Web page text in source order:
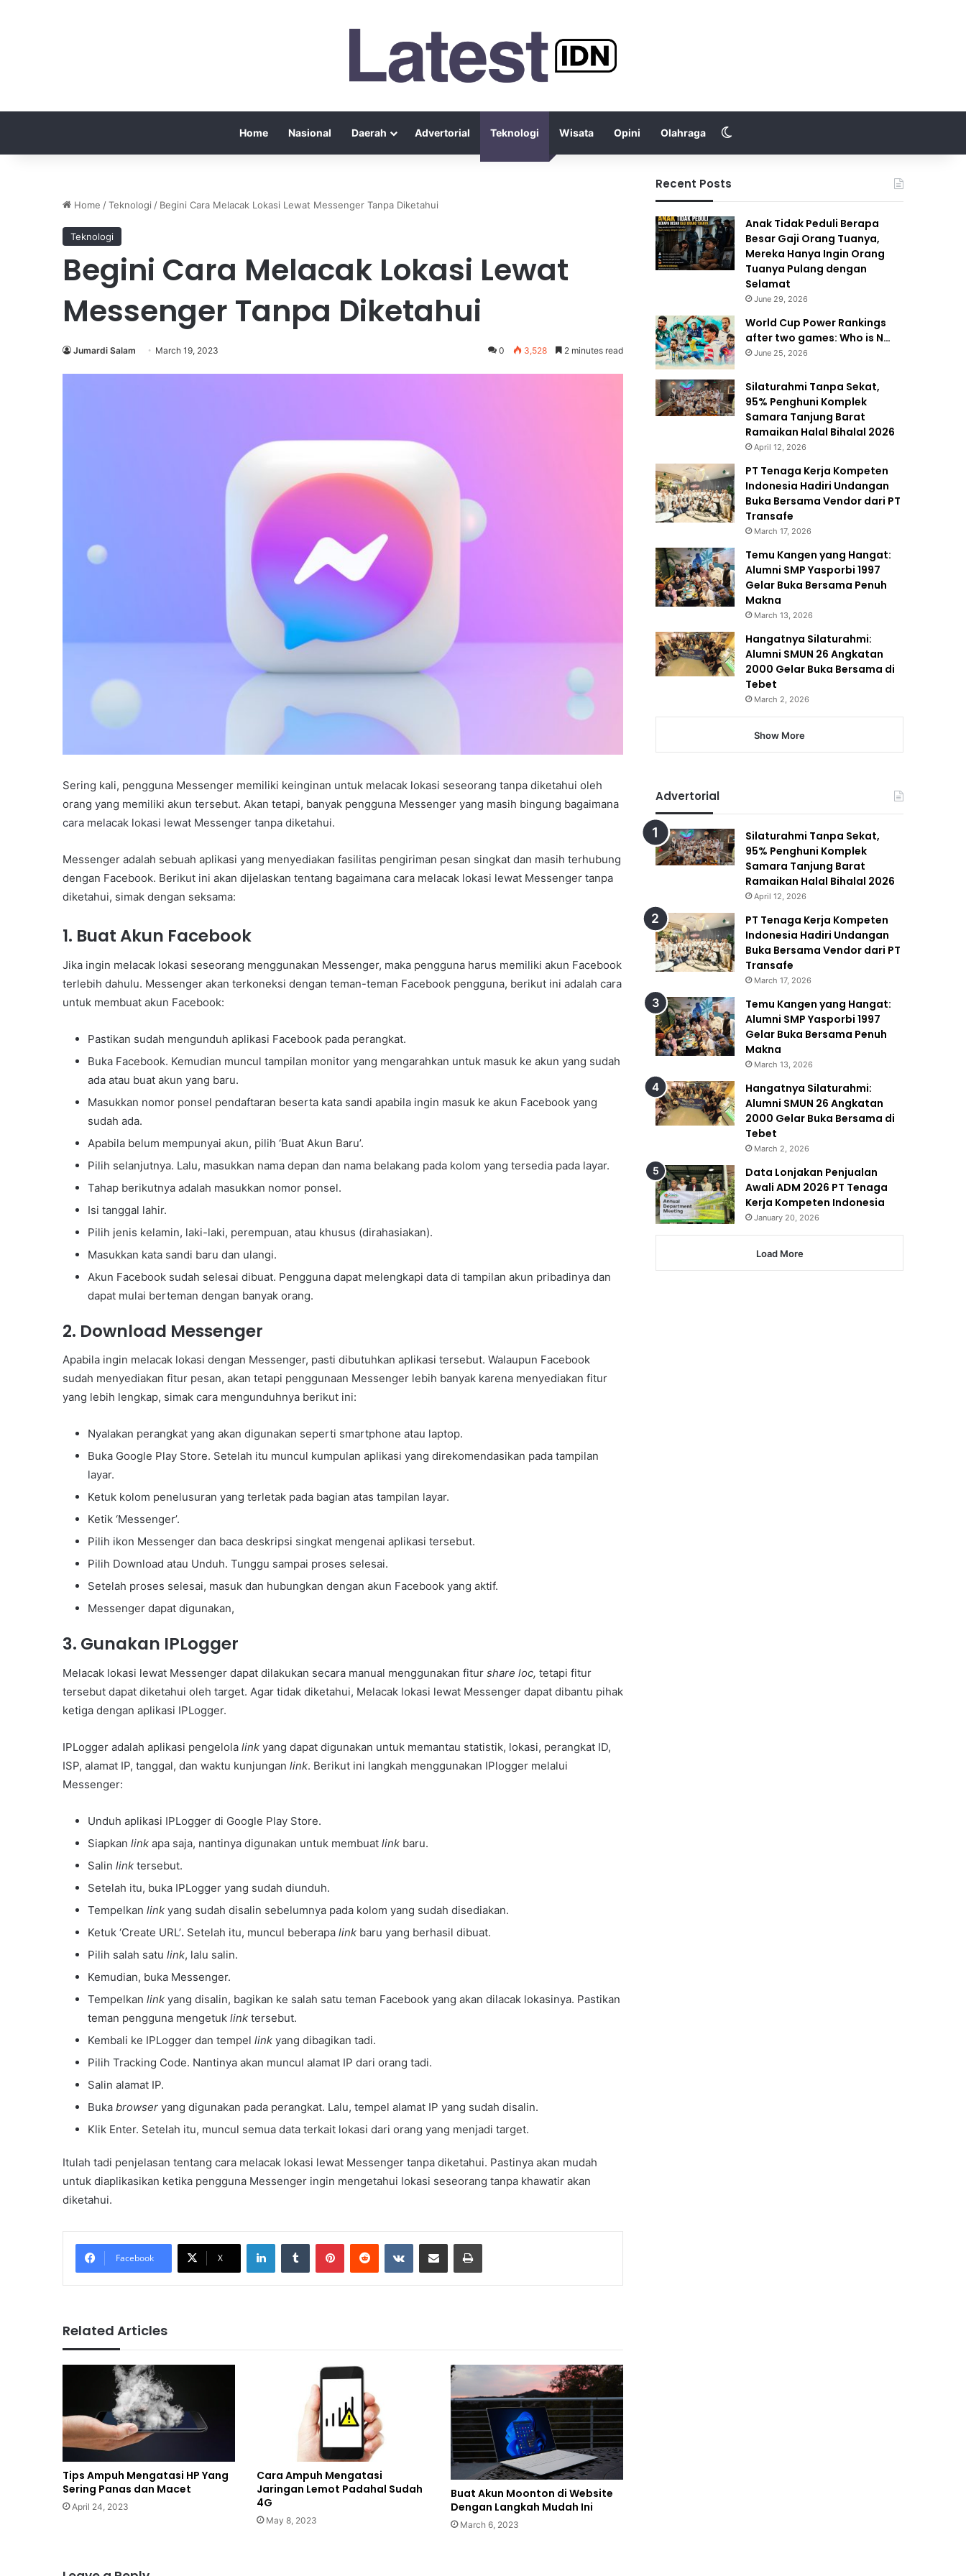
Home Nasional Daerah Advertorial Teknologi Wisata Opini Olahraga Switch skin
Home /Teknologi / Begini Cara Melacak Lokasi Lewat Messenger Tanpa Diketahui
Teknologi
Begini Cara Melacak Lokasi Lewat
Messenger Tanpa Diketahui
Jumardi Salam March 19, 2023 0 3,528 2 minutes read
Sering kali, pengguna Messenger memiliki keinginan untuk melacak lokasi seseorang tanpa diketahui oleh
orang yang memiliki akun tersebut. Akan tetapi, banyak pengguna Messenger yang masih bingung bagaimana
cara melacak lokasi lewat Messenger tanpa diketahui.
Messenger adalah sebuah aplikasi yang menyediakan fasilitas pengiriman pesan singkat dan masih terhubung
dengan Facebook. Berikut ini akan dijelaskan tentang bagaimana cara melacak lokasi lewat Messenger tanpa
diketahui, simak dengan seksama:
1. Buat Akun Facebook
Jika ingin melacak lokasi seseorang menggunakan Messenger, maka pengguna harus memiliki akun Facebook
terlebih dahulu. Messenger akan terkoneksi dengan teman-teman Facebook pengguna, berikut ini adalah cara
untuk membuat akun Facebook:
Pastikan sudah mengunduh aplikasi Facebook pada perangkat.
Buka Facebook. Kemudian muncul tampilan monitor yang mengarahkan untuk masuk ke akun yang sudah
ada atau buat akun yang baru.
Masukkan nomor ponsel pendaftaran beserta kata sandi apabila ingin masuk ke akun Facebook yang
sudah ada.
Apabila belum mempunyai akun, pilih ‘Buat Akun Baru’.
Pilih selanjutnya. Lalu, masukkan nama depan dan nama belakang pada kolom yang tersedia pada layar.
Tahap berikutnya adalah masukkan nomor ponsel.
Isi tanggal lahir.
Pilih jenis kelamin, laki-laki, perempuan, atau khusus (dirahasiakan).
Masukkan kata sandi baru dan ulangi.
Akun Facebook sudah selesai dibuat. Pengguna dapat melengkapi data di tampilan akun pribadinya dan
dapat mulai berteman dengan banyak orang.
2. Download Messenger
Apabila ingin melacak lokasi dengan Messenger, pasti dibutuhkan aplikasi tersebut. Walaupun Facebook
sudah menyediakan fitur pesan, akan tetapi penggunaan Messenger lebih banyak karena menyediakan fitur
yang lebih lengkap, simak cara mengunduhnya berikut ini:
Nyalakan perangkat yang akan digunakan seperti smartphone atau laptop.
Buka Google Play Store. Setelah itu muncul kumpulan aplikasi yang direkomendasikan pada tampilan
layar.
Ketuk kolom penelusuran yang terletak pada bagian atas tampilan layar.
Ketik ‘Messenger’.
Pilih ikon Messenger dan baca deskripsi singkat mengenai aplikasi tersebut.
Pilih Download atau Unduh. Tunggu sampai proses selesai.
Setelah proses selesai, masuk dan hubungkan dengan akun Facebook yang aktif.
Messenger dapat digunakan,
3. Gunakan IPLogger
Melacak lokasi lewat Messenger dapat dilakukan secara manual menggunakan fitur share loc, tetapi fitur
tersebut dapat diketahui oleh target. Agar tidak diketahui, Melacak lokasi lewat Messenger dapat dibantu pihak
ketiga dengan aplikasi IPLogger.
IPLogger adalah aplikasi pengelola link yang dapat digunakan untuk memantau statistik, lokasi, perangkat ID,
ISP, alamat IP, tanggal, dan waktu kunjungan link. Berikut ini langkah menggunakan IPlogger melalui
Messenger:
Unduh aplikasi IPLogger di Google Play Store.
Siapkan link apa saja, nantinya digunakan untuk membuat link baru.
Salin link tersebut.
Setelah itu, buka IPLogger yang sudah diunduh.
Tempelkan link yang sudah disalin sebelumnya pada kolom yang sudah disediakan.
Ketuk ‘Create URL’. Setelah itu, muncul beberapa link baru yang berhasil dibuat.
Pilih salah satu link, lalu salin.
Kemudian, buka Messenger.
Tempelkan link yang disalin, bagikan ke salah satu teman Facebook yang akan dilacak lokasinya. Pastikan
teman pengguna mengetuk link tersebut.
Kembali ke IPLogger dan tempel link yang dibagikan tadi.
Pilih Tracking Code. Nantinya akan muncul alamat IP dari orang tadi.
Salin alamat IP.
Buka browser yang digunakan pada perangkat. Lalu, tempel alamat IP yang sudah disalin.
Klik Enter. Setelah itu, muncul semua data terkait lokasi dari orang yang menjadi target.
Itulah tadi penjelasan tentang cara melacak lokasi lewat Messenger tanpa diketahui. Pastinya akan mudah
untuk diaplikasikan ketika pengguna Messenger ingin mengetahui lokasi seseorang tanpa khawatir akan
diketahui.
Facebook X
LinkedInTumblr PinterestReddit VKontakteShare via Email Print
Related Articles
Tips Ampuh Mengatasi HP Yang
Sering Panas dan Macet
April 24, 2023
Cara Ampuh Mengatasi
Jaringan Lemot Padahal Sudah
4G
May 8, 2023
Buat Akun Moonton di Website
Dengan Langkah Mudah Ini
March 6, 2023
Recent Posts
Anak Tidak Peduli Berapa
Besar Gaji Orang Tuanya,
Mereka Hanya Ingin Orang
Tuanya Pulang dengan
Selamat
June 29, 2026
World Cup Power Rankings
after two games: Who is N…
June 25, 2026
Silaturahmi Tanpa Sekat,
95% Penghuni Komplek
Samara Tanjung Barat
Ramaikan Halal Bihalal 2026
April 12, 2026
PT Tenaga Kerja Kompeten
Indonesia Hadiri Undangan
Buka Bersama Vendor dari PT
Transafe
March 17, 2026
Temu Kangen yang Hangat:
Alumni SMP Yasporbi 1997
Gelar Buka Bersama Penuh
Makna
March 13, 2026
Hangatnya Silaturahmi:
Alumni SMUN 26 Angkatan
2000 Gelar Buka Bersama di
Tebet
March 2, 2026
Show More
Advertorial
Silaturahmi Tanpa Sekat,
95% Penghuni Komplek
Samara Tanjung Barat
Ramaikan Halal Bihalal 2026
April 12, 2026
PT Tenaga Kerja Kompeten
Indonesia Hadiri Undangan
Buka Bersama Vendor dari PT
Transafe
March 17, 2026
Temu Kangen yang Hangat:
Alumni SMP Yasporbi 1997
Gelar Buka Bersama Penuh
Makna
March 13, 2026
Hangatnya Silaturahmi:
Alumni SMUN 26 Angkatan
2000 Gelar Buka Bersama di
Tebet
March 2, 2026
Data Lonjakan Penjualan
Awali ADM 2026 PT Tenaga
Kerja Kompeten Indonesia
January 20, 2026
Load More